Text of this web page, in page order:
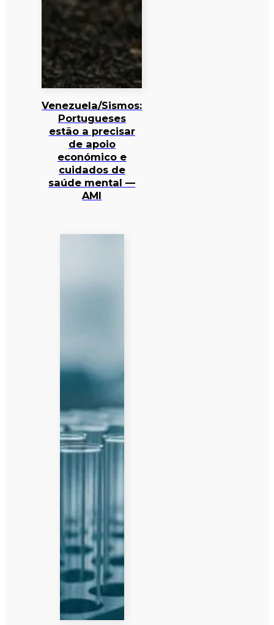
Venezuela/Sismos:
Portugueses
estão a precisar
de apoio
económico e
cuidados de
saúde mental —
AMI